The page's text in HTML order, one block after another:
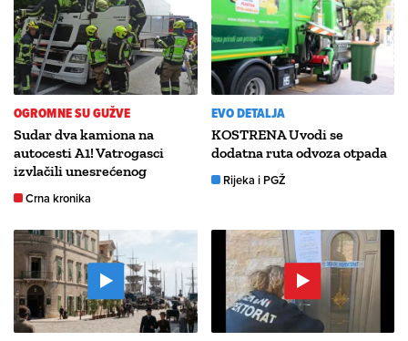
OGROMNE SU GUŽVE
Sudar dva kamiona na
autocesti A1! Vatrogasci
izvlačili unesrećenog
Crna kronika
EVO DETALJA
KOSTRENA Uvodi se
dodatna ruta odvoza otpada
Rijeka i PGŽ